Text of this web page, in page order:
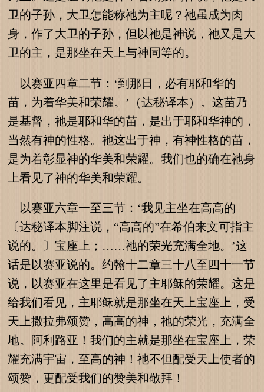
卫的子孙，大卫怎能称祂为主呢？祂虽成为肉
身，作了大卫的子孙，但以祂是神说，祂又是大
卫的主，是那坐在天上与神同等的。
以赛亚四章二节：‘到那日，必有耶和华的
苗，为着华美和荣耀。’（达秘译本）。这苗乃
是基督，祂是耶和华的苗，是出于耶和华神的，
当然有神的性格。祂这出于神，有神性格的苗，
是为着彰显神的华美和荣耀。我们也的确在祂身
上看见了神的华美和荣耀。
以赛亚六章一至三节：‘我见主坐在高高的
〔达秘译本脚注说，“高高的”在希伯来文可指主
说的。〕宝座上；……祂的荣光充满全地。’这
话是以赛亚说的。约翰十二章三十八至四十一节
说，以赛亚在这里是看见了主耶稣的荣耀。这是
给我们看见，主耶稣就是那坐在天上宝座上，受
天上撒拉弗颂赞，高高的神，祂的荣光，充满全
地。阿利路亚！我们的主就是那坐在宝座上，荣
耀充满宇宙，至高的神！祂不但配受天上使者的
颂赞，更配受我们的赞美和敬拜！